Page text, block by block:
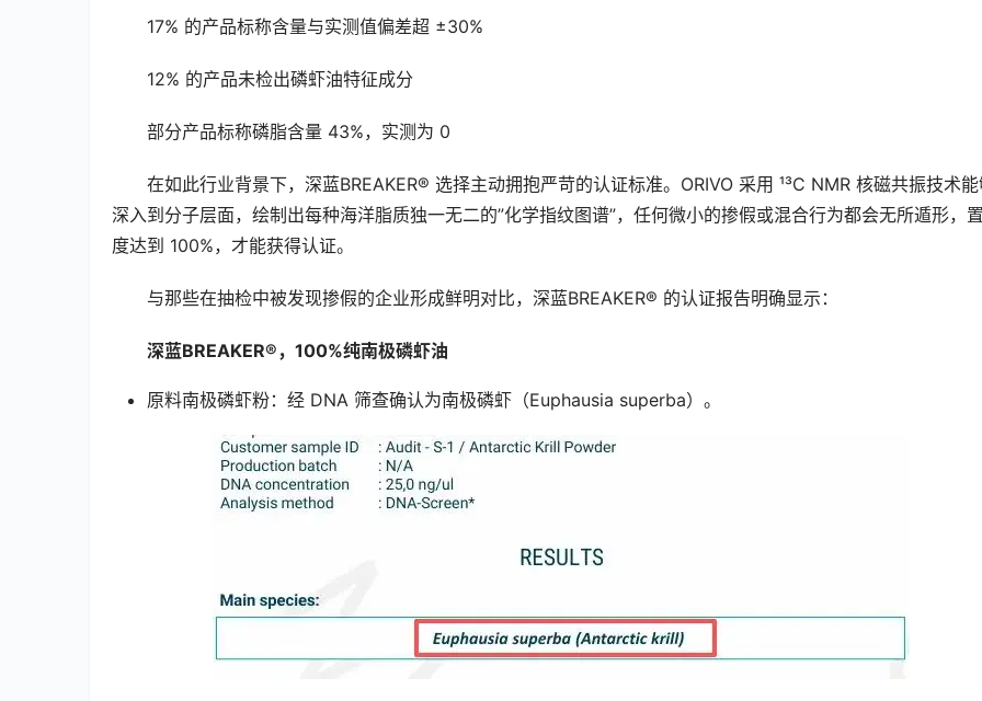
17% 的产品标称含量与实测值偏差超 ±30%
12% 的产品未检出磷虾油特征成分
部分产品标称磷脂含量 43%，实测为 0
在如此行业背景下，深蓝BREAKER® 选择主动拥抱严苛的认证标准。ORIVO 采用 ¹³C NMR 核磁共振技术
深入到分子层面，绘制出每种海洋脂质独一无二的”化学指纹图谱”，任何微小的掺假或混合行为都会无所遁形，
度达到 100%，才能获得认证。
与那些在抽检中被发现掺假的企业形成鲜明对比，深蓝BREAKER® 的认证报告明确显示：
深蓝BREAKER®，100%纯南极磷虾油
原料南极磷虾粉：经 DNA 筛查确认为南极磷虾（Euphausia superba）。